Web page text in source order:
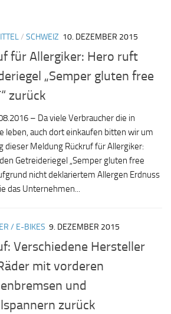
/ SCHWEIZ 10. DEZEMBER 2015
für Allergiker: Hero ruft
„Semper gluten free
zurück
– Da viele Verbraucher die in
leben, auch dort einkaufen bitten wir um
dieser Meldung Rückruf für Allergiker:
Getreideriegel „Semper gluten free
nicht deklariertem Allergen Erdnuss
das Unternehmen...
/ E-BIKES 9. DEZEMBER 2015
Verschiedene Hersteller
mit vorderen
und
zurück